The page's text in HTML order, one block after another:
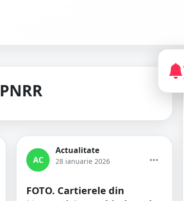
PNRR
AC
Actualitate
28 ianuarie 2026
FOTO. Cartierele din